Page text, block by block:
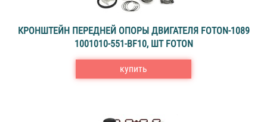
КРОНШТЕЙН ПЕРЕДНЕЙ ОПОРЫ ДВИГАТЕЛЯ FOTON-1089
1001010-551-ВF10, ШТ FOTON
купить